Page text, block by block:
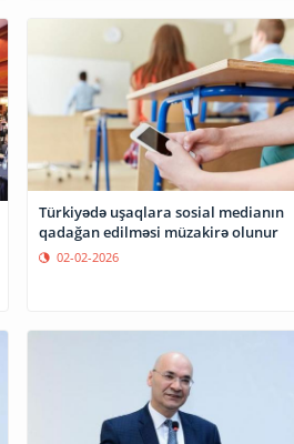
Türkiyədə uşaqlara sosial medianın
qadağan edilməsi müzakirə olunur
02-02-2026